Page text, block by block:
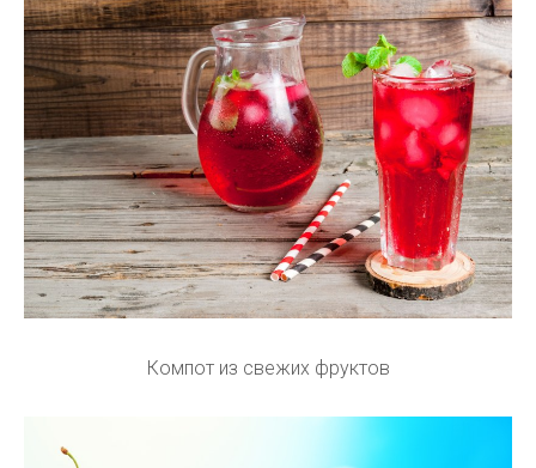
Компот из свежих фруктов